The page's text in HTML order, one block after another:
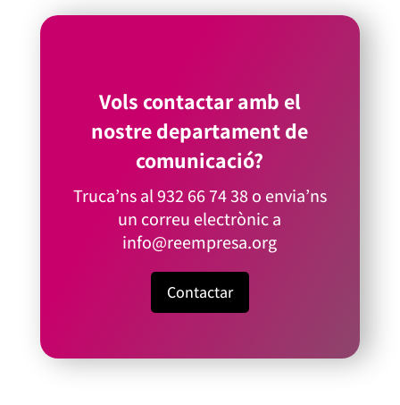
Vols contactar amb el
nostre departament de
comunicació?
Truca’ns al932 66 74 38o envia’ns
un correu electrònic a
info@reempresa.org
Contactar